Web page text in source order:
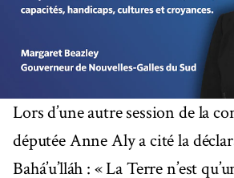
Lors d’une autre session de la
députée Anne Aly a cité la
Bahá’u’lláh : « La Terre n’est